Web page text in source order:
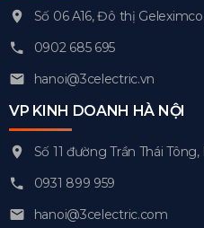
Số 06 A16, Đô thị
0902 685 695
hanoi@3celectric.vn
VP KINH DOANH HÀ NỘI
Số 11 đường Trần Thái
0931 899 959
hanoi@3celectric.com